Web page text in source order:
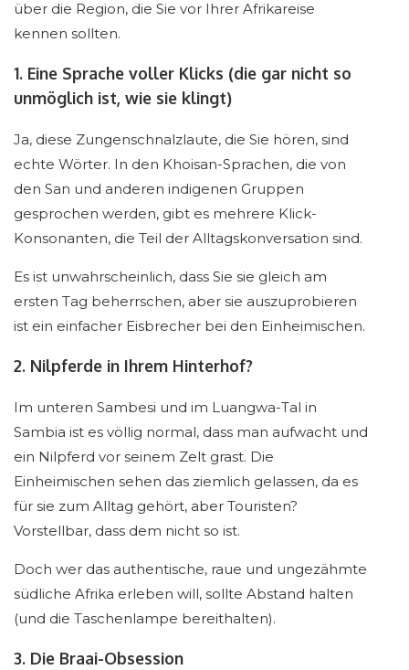
über die Region, die Sie vor Ihrer Afrikareise
kennen sollten.
1. Eine Sprache voller Klicks (die gar nicht so
unmöglich ist, wie sie klingt)
Ja, diese Zungenschnalzlaute, die Sie hören, sind
echte Wörter. In den Khoisan-Sprachen, die von
den San und anderen indigenen Gruppen
gesprochen werden, gibt es mehrere Klick-
Konsonanten, die Teil der Alltagskonversation sind.
Es ist unwahrscheinlich, dass Sie sie gleich am
ersten Tag beherrschen, aber sie auszuprobieren
ist ein einfacher Eisbrecher bei den Einheimischen.
2. Nilpferde in Ihrem Hinterhof?
Im unteren Sambesi und im Luangwa-Tal in
Sambia ist es völlig normal, dass man aufwacht und
ein Nilpferd vor seinem Zelt grast. Die
Einheimischen sehen das ziemlich gelassen, da es
für sie zum Alltag gehört, aber Touristen?
Vorstellbar, dass dem nicht so ist.
Doch wer das authentische, raue und ungezähmte
südliche Afrika erleben will, sollte Abstand halten
(und die Taschenlampe bereithalten).
3. Die Braai-Obsession